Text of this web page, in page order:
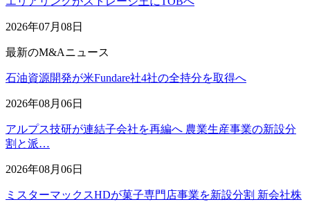
2026年07月08日
最新のM&Aニュース
石油資源開発が米Fundare社4社の全持分を取得へ
2026年08月06日
アルプス技研が連結子会社を再編へ 農業生産事業の新設分
割と派…
2026年08月06日
ミスターマックスHDが菓子専門店事業を新設分割 新会社株